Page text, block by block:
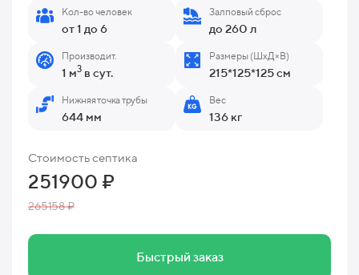
Кол-во человек
от 1 до 6
Залповый сброс
до 260 л
Производит.
1 м3 в сут.
Размеры (ШхД×В)
215*125*125 см
Нижняя точка трубы
644 мм
Вес
136 кг
Стоимость септика
251900 ₽
265158 ₽
Быстрый заказ